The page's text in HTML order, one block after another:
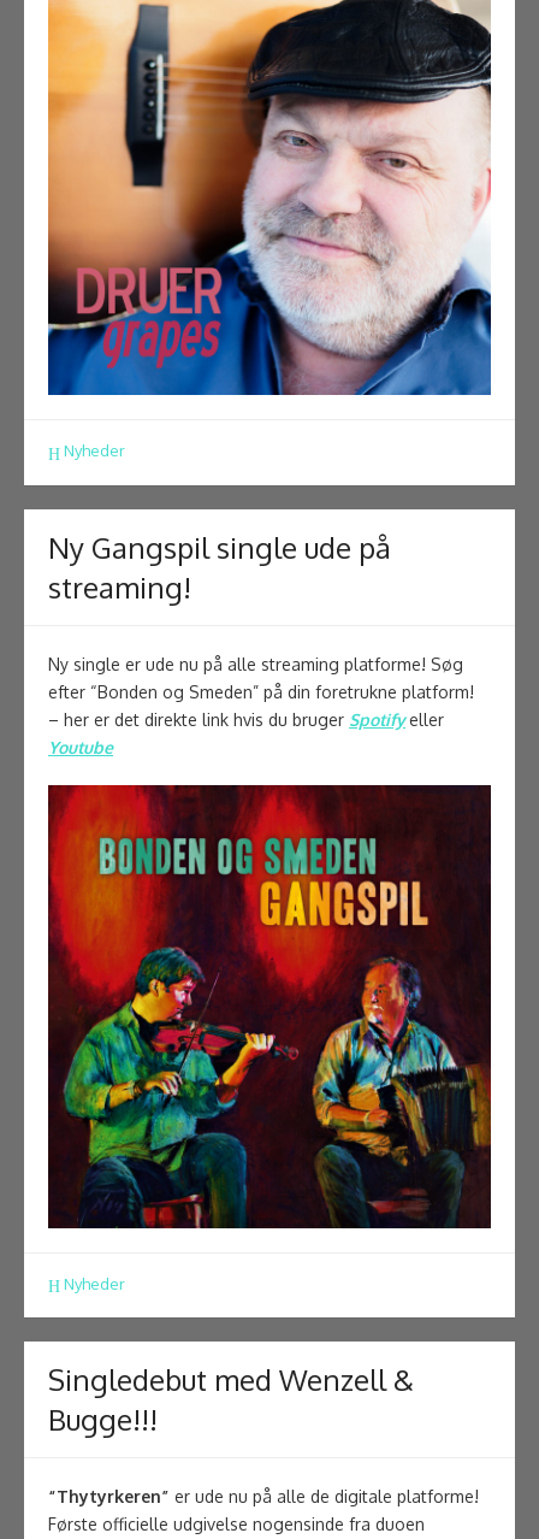
Nyheder
Ny Gangspil single ude på
streaming!
Ny single er ude nu på alle streaming platforme! Søg
efter “Bonden og Smeden” på din foretrukne platform!
– her er det direkte link hvis du bruger Spotifyeller
Youtube
Nyheder
Singledebut med Wenzell &
Bugge!!!
“Thytyrkeren” er ude nu på alle de digitale platforme!
Første officielle udgivelse nogensinde fra duoen